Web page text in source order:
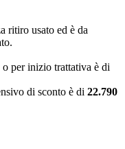
ritiro usato ed è da
per inizio trattativa è di
di sconto è di 22.790